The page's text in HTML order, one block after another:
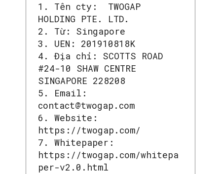
1. Tên cty: TWOGAP
HOLDING PTE. LTD.
2. Từ: Singapore
3. UEN: 201910818K
4. Địa chỉ: SCOTTS ROAD
#24-10 SHAW CENTRE
SINGAPORE 228208
5. Email:
contact@twogap.com
6. Website:
https://twogap.com/
7. Whitepaper:
https://twogap.com/whitepa
per-v2.0.html